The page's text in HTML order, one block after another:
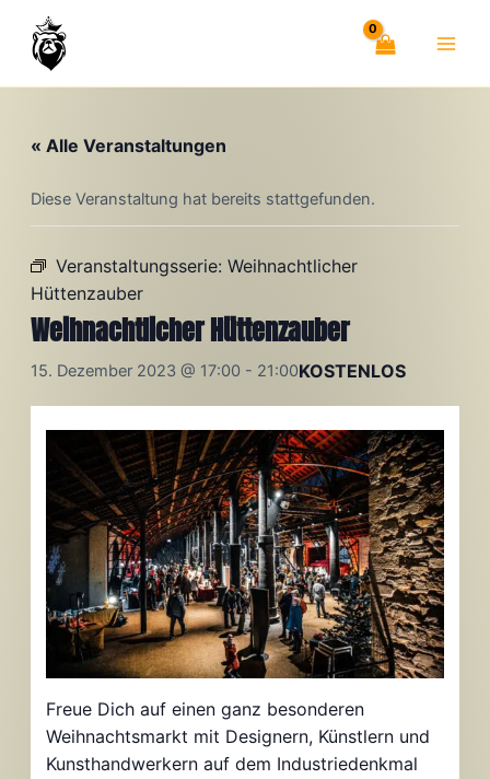
Inhalt
springen
« Alle Veranstaltungen
Diese Veranstaltung hat bereits stattgefunden.
Veranstaltungsserie: Weihnachtlicher
Hüttenzauber
Weihnachtlicher Hüttenzauber
15. Dezember 2023 @ 17:00- 21:00KOSTENLOS
Freue Dich auf einen ganz besonderen
Weihnachtsmarkt mit Designern, Künstlern und
Kunsthandwerkern auf dem Industriedenkmal